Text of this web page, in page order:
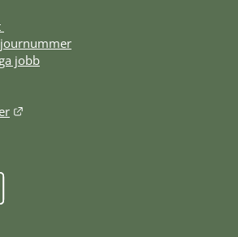
jobb
till annan webbplats.
Länk till annan webbplats.